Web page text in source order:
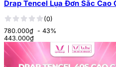
Drap Tencel Lụa Đơn Sắc Cao
(0)
780.000₫ - 43%
443.000₫